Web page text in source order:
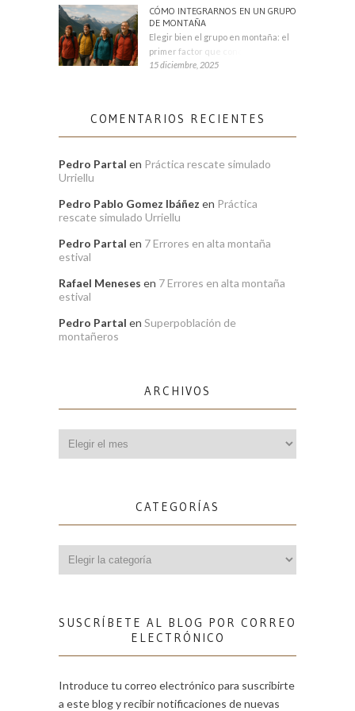
CÓMO INTEGRARNOS EN UN GRUPO
DE MONTAÑA
Elegir bien el grupo en montaña: el
primer factor que condiciona tu
15 diciembre, 2025
COMENTARIOS RECIENTES
Pedro Partal en Práctica rescate simulado
Urriellu
Pedro Pablo Gomez Ibáñez en Práctica
rescate simulado Urriellu
Pedro Partal en 7 Errores en alta montaña
estival
Rafael Meneses en 7 Errores en alta montaña
estival
Pedro Partal en Superpoblación de
montañeros
ARCHIVOS
CATEGORÍAS
SUSCRÍBETE AL BLOG POR CORREO
ELECTRÓNICO
Introduce tu correo electrónico para suscribirte
a este blog y recibir notificaciones de nuevas